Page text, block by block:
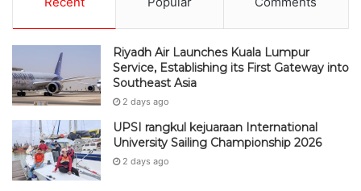
Riyadh Air Launches Kuala Lumpur
Service, Establishing its First Gateway into
Southeast Asia
2 days ago
UPSI rangkul kejuaraan International
University Sailing Championship 2026
2 days ago